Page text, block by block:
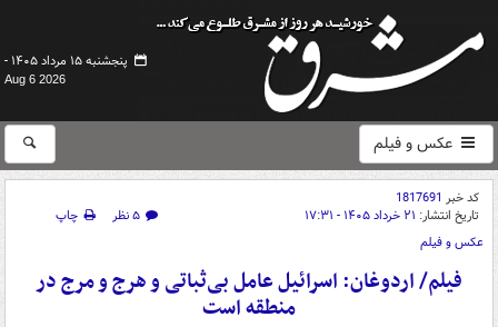
پنجشنبه ۱۵ مرداد ۱۴۰۵ -
Aug 6 2026
عکس و فیلم
کد خبر 1817691
تاریخ انتشار: ۲۱ خرداد ۱۴۰۵ - ۱۷:۳۱ ۵ نظر
چاپ
عکس و فیلم
فیلم/ اردوغان: اسرائیل عامل بی‌ثباتی و هرج‌ و مرج در
منطقه است